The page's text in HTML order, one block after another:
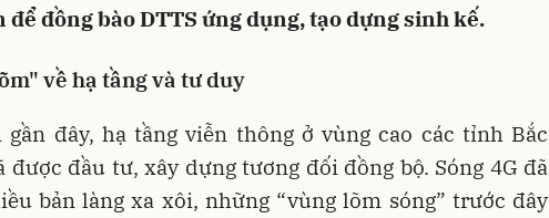
đồng bào DTTS ứng dụng, tạo dựng sinh kế.
về hạ tầng và tư duy
gần đây, hạ tầng viễn thông ở vùng cao các tỉnh Bắc
được đầu tư, xây dựng tương đối đồng bộ. Sóng 4G đã
bản làng xa xôi, những “vùng lõm sóng” trước đây